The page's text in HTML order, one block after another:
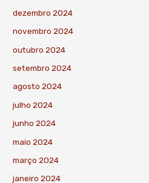
dezembro 2024
novembro 2024
outubro 2024
setembro 2024
agosto 2024
julho 2024
junho 2024
maio 2024
março 2024
janeiro 2024